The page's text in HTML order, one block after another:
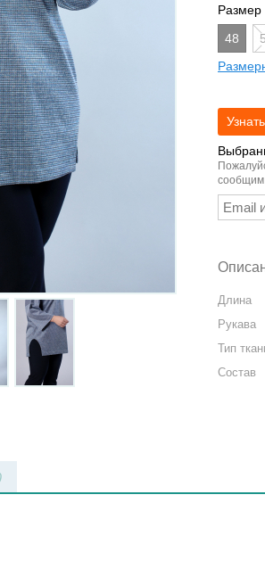
Размер
48
сообщим
Длина
Рукава
Тип
Состав